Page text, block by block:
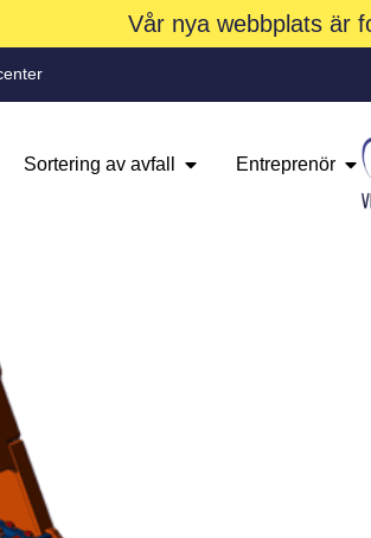
Vår nya webbplats är
Sortering av avfall Entreprenör